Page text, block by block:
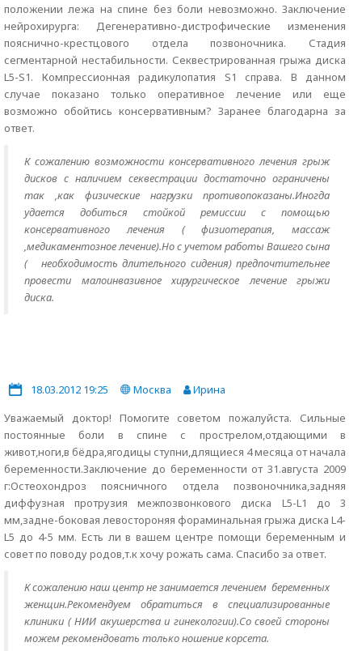
положении лежа на спине без боли невозможно. Заключение
нейрохирурга: Дегенеративно-дистрофические изменения
пояснично-крестцового отдела позвоночника. Стадия
сегментарной нестабильности. Секвестрированная грыжа диска
L5-S1. Компрессионная радикулопатия S1 справа. В данном
случае показано только оперативное лечение или еще
возможно обойтись консервативным? Заранее благодарна за
ответ.
К сожалению возможности консервативного лечения грыж
дисков с наличием секвестрации достаточно ограничены
так ,как физические нагрузки противопоказаны.Иногда
удается добиться стойкой ремиссии с помощью
консервативного лечения ( физиотерапия, массаж
,медикаментозное лечение).Но с учетом работы Вашего сына
( необходимость длительного сидения) предпочтительнее
провести малоинвазивное хирургическое лечение грыжи
диска.
18.03.2012 19:25 Москва
Ирина
Уважаемый доктор! Помогите советом пожалуйста. Сильные
постоянные боли в спине с прострелом,отдающими в
живот,ноги,в бёдра,ягодицы ступни,длящиеся 4 месяца от начала
беременности.Заключение до беременности от 31.августа 2009
г:Остеохондроз поясничного отдела позвоночника,задняя
диффузная протрузия межпозвонкового диска L5-L1 до 3
мм,задне-боковая левостороняя фораминальная грыжа диска L4-
L5 до 4-5 мм. Есть ли в вашем центре помощи беременным и
совет по поводу родов,т.к хочу рожать сама. Спасибо за ответ.
К сожалению наш центр не занимается лечением беременных
женщин.Рекомендуем обратиться в специализированные
клиники ( НИИ акушерства и гинекологии).Со своей стороны
можем рекомендовать только ношение корсета.